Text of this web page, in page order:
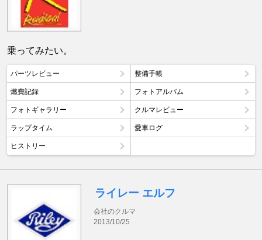
乗ってみたい。
パーツレビュー 整備手帳
燃費記録 フォトアルバム
フォトギャラリー クルマレビュー
ラップタイム 愛車ログ
ヒストリー
ライレー エルフ
会社のクルマ
2013/10/25